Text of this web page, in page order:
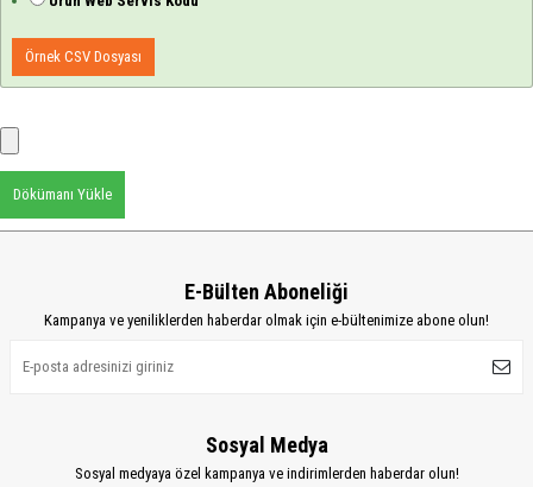
Örnek CSV Dosyası
Dökümanı Yükle
E-Bülten Aboneliği
Kampanya ve yeniliklerden haberdar olmak için e-bültenimize abone olun!
Sosyal Medya
Sosyal medyaya özel kampanya ve indirimlerden haberdar olun!